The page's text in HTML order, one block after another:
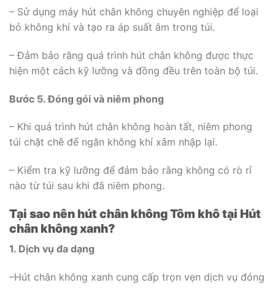
– Sử dụng máy hút chân không chuyên nghiệp để loại
bỏ không khí và tạo ra áp suất âm trong túi.
– Đảm bảo rằng quá trình hút chân không được thực
hiện một cách kỹ lưỡng và đồng đều trên toàn bộ túi.
Bước 5. Đóng gói và niêm phong
– Khi quá trình hút chân không hoàn tất, niêm phong
túi chặt chẽ để ngăn không khí xâm nhập lại.
– Kiểm tra kỹ lưỡng để đảm bảo rằng không có rò rỉ
nào từ túi sau khi đã niêm phong.
Tại sao nên hút chân không Tôm khô tại Hút
chân không xanh?
1. Dịch vụ đa dạng
–Hút chân không xanh cung cấp trọn vẹn dịch vụ đóng